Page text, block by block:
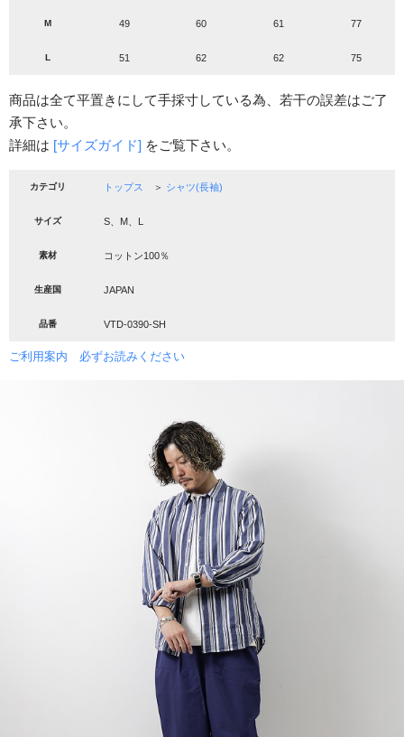
M 49 60 61 77
L 51 62 62 75
商品は全て平置きにして手採寸している為、若干の誤差はご了
承下さい。
詳細は [サイズガイド] をご覧下さい。
カテゴリ トップス ＞ シャツ(長袖)
サイズ S、M、L
素材 コットン100％
生産国 JAPAN
品番 VTD-0390-SH
ご利用案内 必ずお読みください